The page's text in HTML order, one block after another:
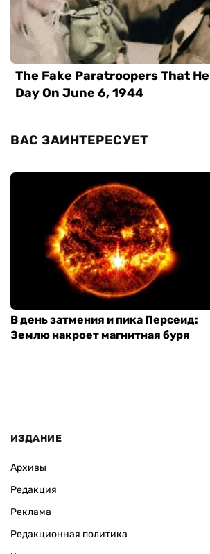
ВАС ЗАИНТЕРЕСУЕТ
В день затмения и пика Персеид:
Землю накроет магнитная буря
ИЗДАНИЕ
Архивы
Редакция
Реклама
Редакционная политика